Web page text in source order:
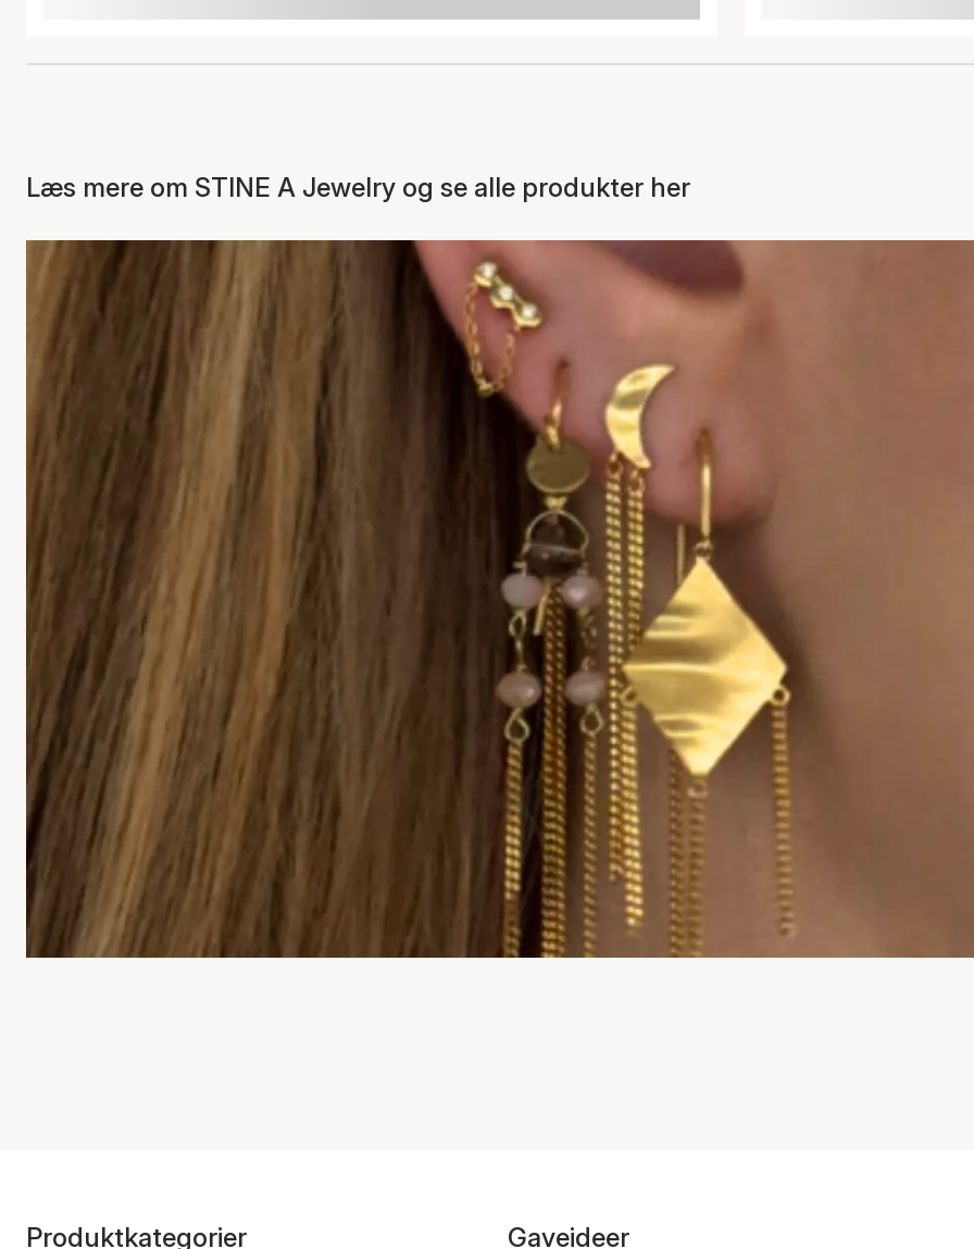
Læs mere om STINE A Jewelry og se alle produkter her
Produktkategorier Gaveideer